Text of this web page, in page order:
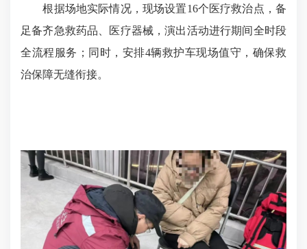
根据场地实际情况，现场设置16个医疗救治点，备
足备齐急救药品、医疗器械，演出活动进行期间全时段
全流程服务；同时，安排4辆救护车现场值守，确保救
治保障无缝衔接。